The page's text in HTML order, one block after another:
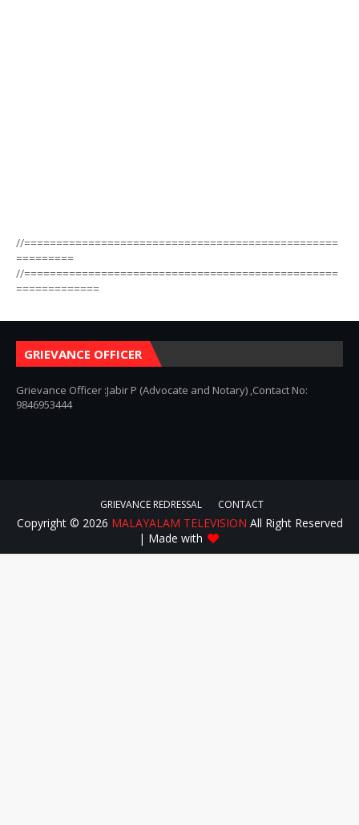
//=================================================
=========
//=================================================
=============
GRIEVANCE OFFICER
Grievance Officer :Jabir P (Advocate and Notary) ,Contact No:
9846953444
GRIEVANCE REDRESSAL CONTACT
Copyright © 2026 MALAYALAM TELEVISION All Right Reserved
| Made with